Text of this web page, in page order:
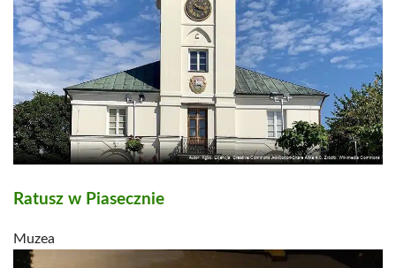
Ratusz w Piasecznie
Muzea